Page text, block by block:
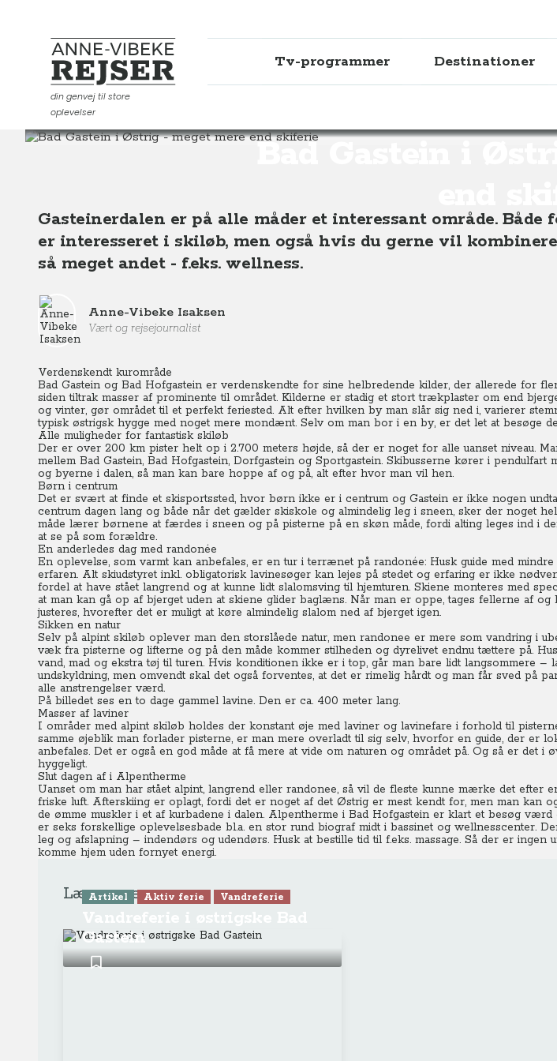
Anne-Vibeke Rejser
din genvej til store
oplevelser
Tv-programmer Destinationer
Bad Gastein i
Destinationer
Gasteinerdalen er på alle måder et interessant område. Både
er interesseret i skiløb, men også hvis du gerne vil
så meget andet - f.eks. wellness.
Anne-Vibeke Isaksen
Vært og rejsejournalist
Verdenskendt kurområde
Bad Gastein og Bad Hofgastein er verdenskendte for sine helbredende kilder, der allerede for
siden tiltrak masser af prominente til området. Kilderne er stadig et stort trækplaster om end
og vinter, gør området til et perfekt feriested. Alt efter hvilken by man slår sig ned i, varierer
typisk østrigsk hygge med noget mere mondænt. Selv om man bor i en by, er det let at besøge
Alle muligheder for fantastisk skiløb
Der er over 200 km pister helt op i 2.700 meters højde, så der er noget for alle uanset niveau.
mellem Bad Gastein, Bad Hofgastein, Dorfgastein og Sportgastein. Skibusserne kører i pendulfart
og byerne i dalen, så man kan bare hoppe af og på, alt efter hvor man vil hen.
Børn i centrum
Det er svært at finde et skisportssted, hvor børn ikke er i centrum og Gastein er ikke nogen
centrum dagen lang og både når det gælder skiskole og almindelig leg i sneen, sker der noget
måde lærer børnene at færdes i sneen og på pisterne på en skøn måde, fordi alting leges ind i
at se på som forældre.
En anderledes dag med randonée
En oplevelse, som varmt kan anbefales, er en tur i terrænet på randonée: Husk guide med mindre
erfaren. Alt skiudstyret inkl. obligatorisk lavinesøger kan lejes på stedet og erfaring er ikke
fordel at have stået langrend og at kunne lidt slalomsving til hjemturen. Skiene monteres med
at man kan gå op af bjerget uden at skiene glider baglæns. Når man er oppe, tages fellerne af og
justeres, hvorefter det er muligt at køre almindelig slalom ned af bjerget igen.
Sikken en natur
Selv på alpint skiløb oplever man den storslåede natur, men randonee er mere som vandring i
væk fra pisterne og lifterne og på den måde kommer stilheden og dyrelivet endnu tættere på.
vand, mad og ekstra tøj til turen. Hvis konditionen ikke er i top, går man bare lidt langsommere –
undskyldning, men omvendt skal det også forventes, at det er rimelig hårdt og man får sved på
alle anstrengelser værd.
På billedet ses en to dage gammel lavine. Den er ca. 400 meter lang.
Masser af laviner
I områder med alpint skiløb holdes der konstant øje med laviner og lavinefare i forhold til
samme øjeblik man forlader pisterne, er man mere overladt til sig selv, hvorfor en guide, der er
anbefales. Det er også en god måde at få mere at vide om naturen og området på. Og så er det i
hyggeligt.
Slut dagen af i Alpentherme
Uanset om man har stået alpint, langrend eller randonee, så vil de fleste kunne mærke det efter
friske luft. Afterskiing er oplagt, fordi det er noget af det Østrig er mest kendt for, men man kan
de ømme muskler i et af kurbadene i dalen. Alpentherme i Bad Hofgastein er klart et besøg
er seks forskellige oplevelsesbade bl.a. en stor rund biograf midt i bassinet og wellnesscenter.
leg og afslapning – indendørs og udendørs. Husk at bestille tid til f.eks. massage. Så der er ingen
komme hjem uden fornyet energi.
Læs mere
Artikel Aktiv ferie Vandreferie
Gastein